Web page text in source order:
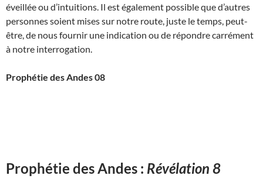
éveillée ou d’intuitions. Il est également possible que d’autres
personnes soient mises sur notre route, juste le temps, peut-
être, de nous fournir une indication ou de répondre carrément
à notre interrogation.
Prophétie des Andes 08
Prophétie des Andes : Révélation 8